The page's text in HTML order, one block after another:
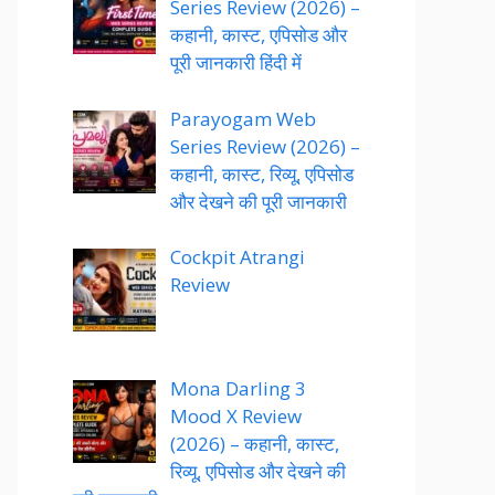
Series Review (2026) –
कहानी, कास्ट, एपिसोड और
पूरी जानकारी हिंदी में
Parayogam Web
Series Review (2026) –
कहानी, कास्ट, रिव्यू, एपिसोड
और देखने की पूरी जानकारी
Cockpit Atrangi
Review
Mona Darling 3
Mood X Review
(2026) – कहानी, कास्ट,
रिव्यू, एपिसोड और देखने की